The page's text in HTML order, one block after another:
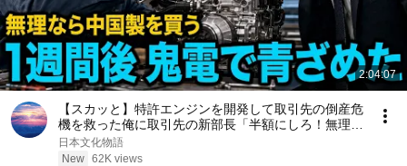
2:04:07
【スカッと】特許エンジンを開発して取引先の倒産危
機を救った俺に取引先の新部長「半額にしろ！無理な
ら中国製を買う」1週間後、部長から鬼電→俺「お宅
の競合と5倍で独占契約済みです」
日本文化物語
New 62K views